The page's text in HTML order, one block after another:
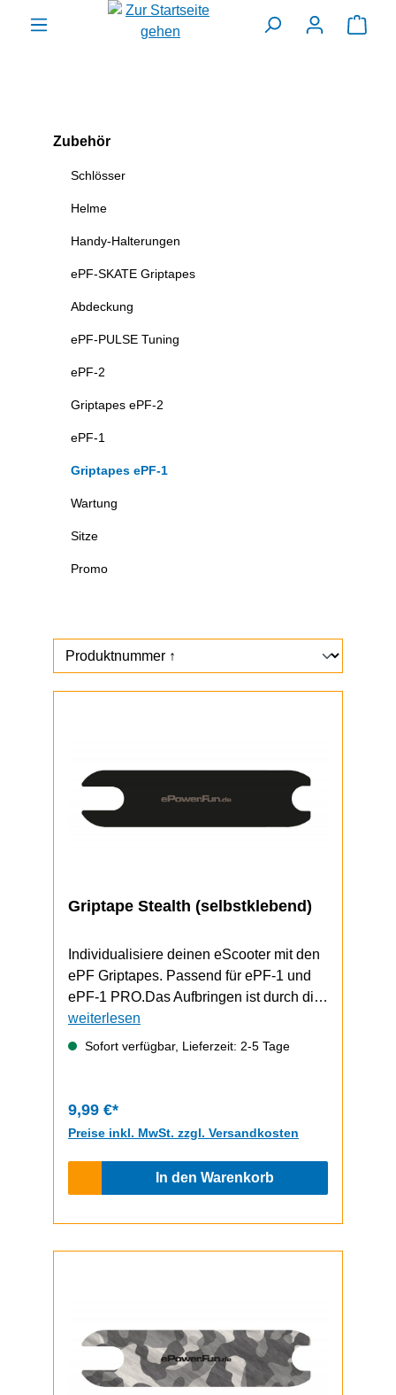
springen
Zubehör
Schlösser
Helme
Handy-Halterungen
ePF-SKATE Griptapes
Abdeckung
ePF-PULSE Tuning
ePF-2
Griptapes ePF-2
ePF-1
Griptapes ePF-1
Wartung
Sitze
Promo
Griptape Stealth (selbstklebend)
Individualisiere deinen eScooter mit den
ePF Griptapes. Passend für ePF-1 und
ePF-1 PRO.Das Aufbringen ist durch die
selbstklebende Unterseite schnell und
einfach durchzuführen.ePF-1 / ePF-1
weiterlesen
Sofort verfügbar, Lieferzeit: 2-5 Tage
9,99 €*
Preise inkl. MwSt. zzgl. Versandkosten
In den Warenkorb